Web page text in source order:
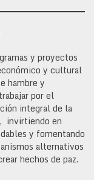
y proyectos
y cultural
hambre y
por el
integral de la
invirtiendo en
y fomentando
alternativos
hechos de paz.